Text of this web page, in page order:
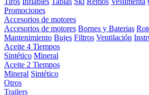
Promociones
Accesorios de motores
Accesorios de motores Bornes y Baterias
Mantenimiento Bujes Filtros Ventilación
Aceite 4 Tiempos
Sintético Mineral
Aceite 2 Tiempos
Mineral Sintético
Otros
Trailers